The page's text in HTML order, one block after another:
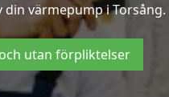
värmepump i Torsång.
utan förpliktelser